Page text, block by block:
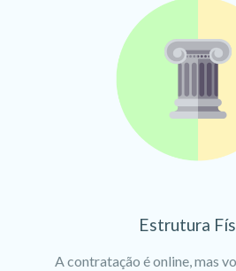
Estrutura
A contratação é online, mas